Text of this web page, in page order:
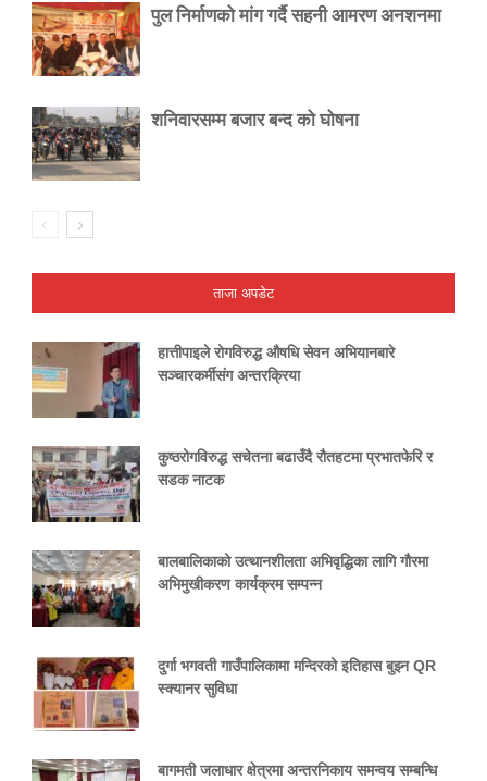
पुल निर्माणको मांग गर्दै सहनी आमरण अनशनमा
शनिवारसम्म बजार बन्द को घोषना
ताजा अपडेट
हात्तीपाइले रोगविरुद्ध औषधि सेवन अभियानबारे
सञ्चारकर्मीसंग अन्तरक्रिया
कुष्ठरोगविरुद्ध सचेतना बढाउँदै रौतहटमा प्रभातफेरि र
सडक नाटक
बालबालिकाको उत्थानशीलता अभिवृद्धिका लागि गौरमा
अभिमुखीकरण कार्यक्रम सम्पन्न
दुर्गा भगवती गाउँपालिकामा मन्दिरको इतिहास बुझ्न QR
स्क्यानर सुविधा
बागमती जलाधार क्षेत्रमा अन्तरनिकाय समन्वय सम्बन्धि